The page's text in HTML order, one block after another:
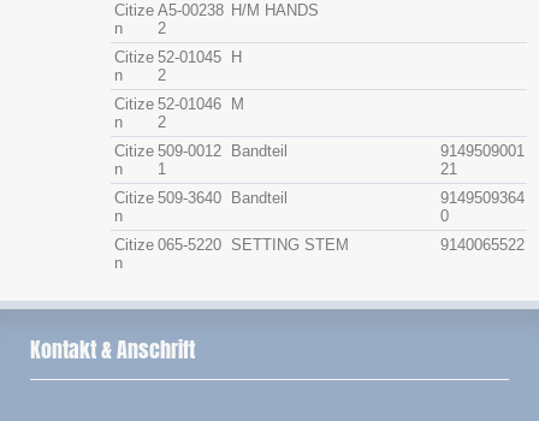
Citize
n
A5-00238
2
H/M HANDS
Citize
n
52-01045
2
H
Citize
n
52-01046
2
M
Citize
n
509-0012
1
Bandteil
9149509001
21
Citize
n
509-3640 Bandteil
9149509364
0
Citize
n
065-5220 SETTING STEM 9140065522
Kontakt & Anschrift